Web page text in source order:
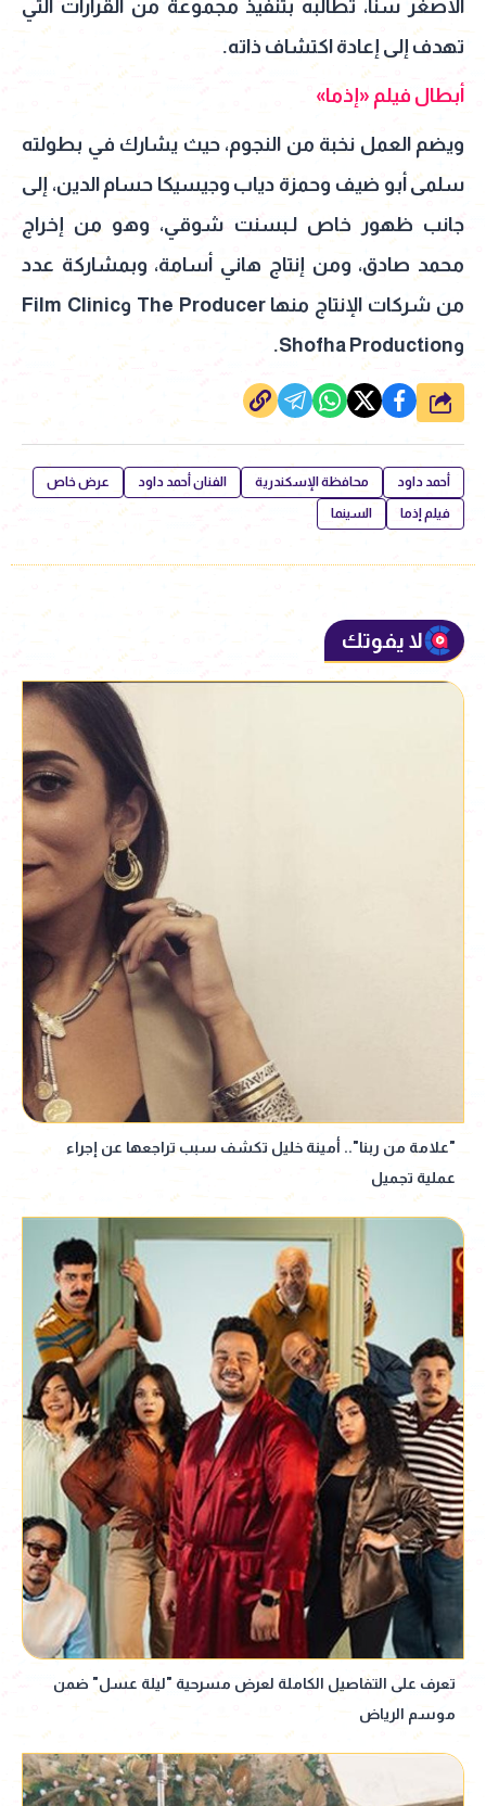
الأصغر سنًا، تطالبه بتنفيذ مجموعة من القرارات التي
تهدف إلى إعادة اكتشاف ذاته.
أبطال فيلم «إذما»
ويضم العمل نخبة من النجوم، حيث يشارك في بطولته
سلمى أبو ضيف وحمزة دياب وجيسيكا حسام الدين، إلى
جانب ظهور خاص لـبسنت شوقي، وهو من إخراج
محمد صادق، ومن إنتاج هاني أسامة، وبمشاركة عدد
من شركات الإنتاج منها The Producer وFilm Clinic
وShofha Production.
شارك
أحمد داود محافظة الإسكندرية الفنان أحمد داود عرض خاص
فيلم إذما السينما
لا يفوتك
"علامة من ربنا".. أمينة خليل تكشف سبب تراجعها عن إجراء
عملية تجميل
تعرف على التفاصيل الكاملة لعرض مسرحية "ليلة عسل" ضمن
موسم الرياض